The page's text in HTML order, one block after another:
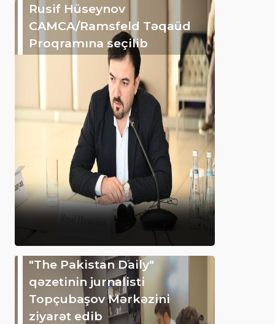
Rusif Hüseynov
CAMCA/Ramsfeld Təqaüd
Proqramına seçilib
"The Pakistan Daily"
qəzetinin jurnalisti
Topçubaşov Mərkəzini
ziyarət edib